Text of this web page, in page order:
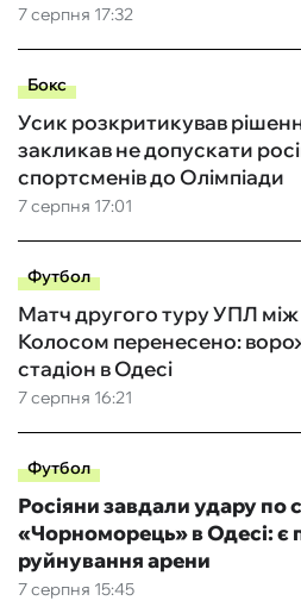
7 серпня 17:32
Бокс
7 серпня 17:01
Усик розкритикував
закликав не допускати
спортсменів до Олімпіади
Футбол
7 серпня 16:21
Матч другого туру УПЛ
Колосом перенесено:
стадіон в Одесі
Футбол
7 серпня 15:45
Росіяни завдали удару по
«Чорноморець» в Одесі: є
руйнування арени